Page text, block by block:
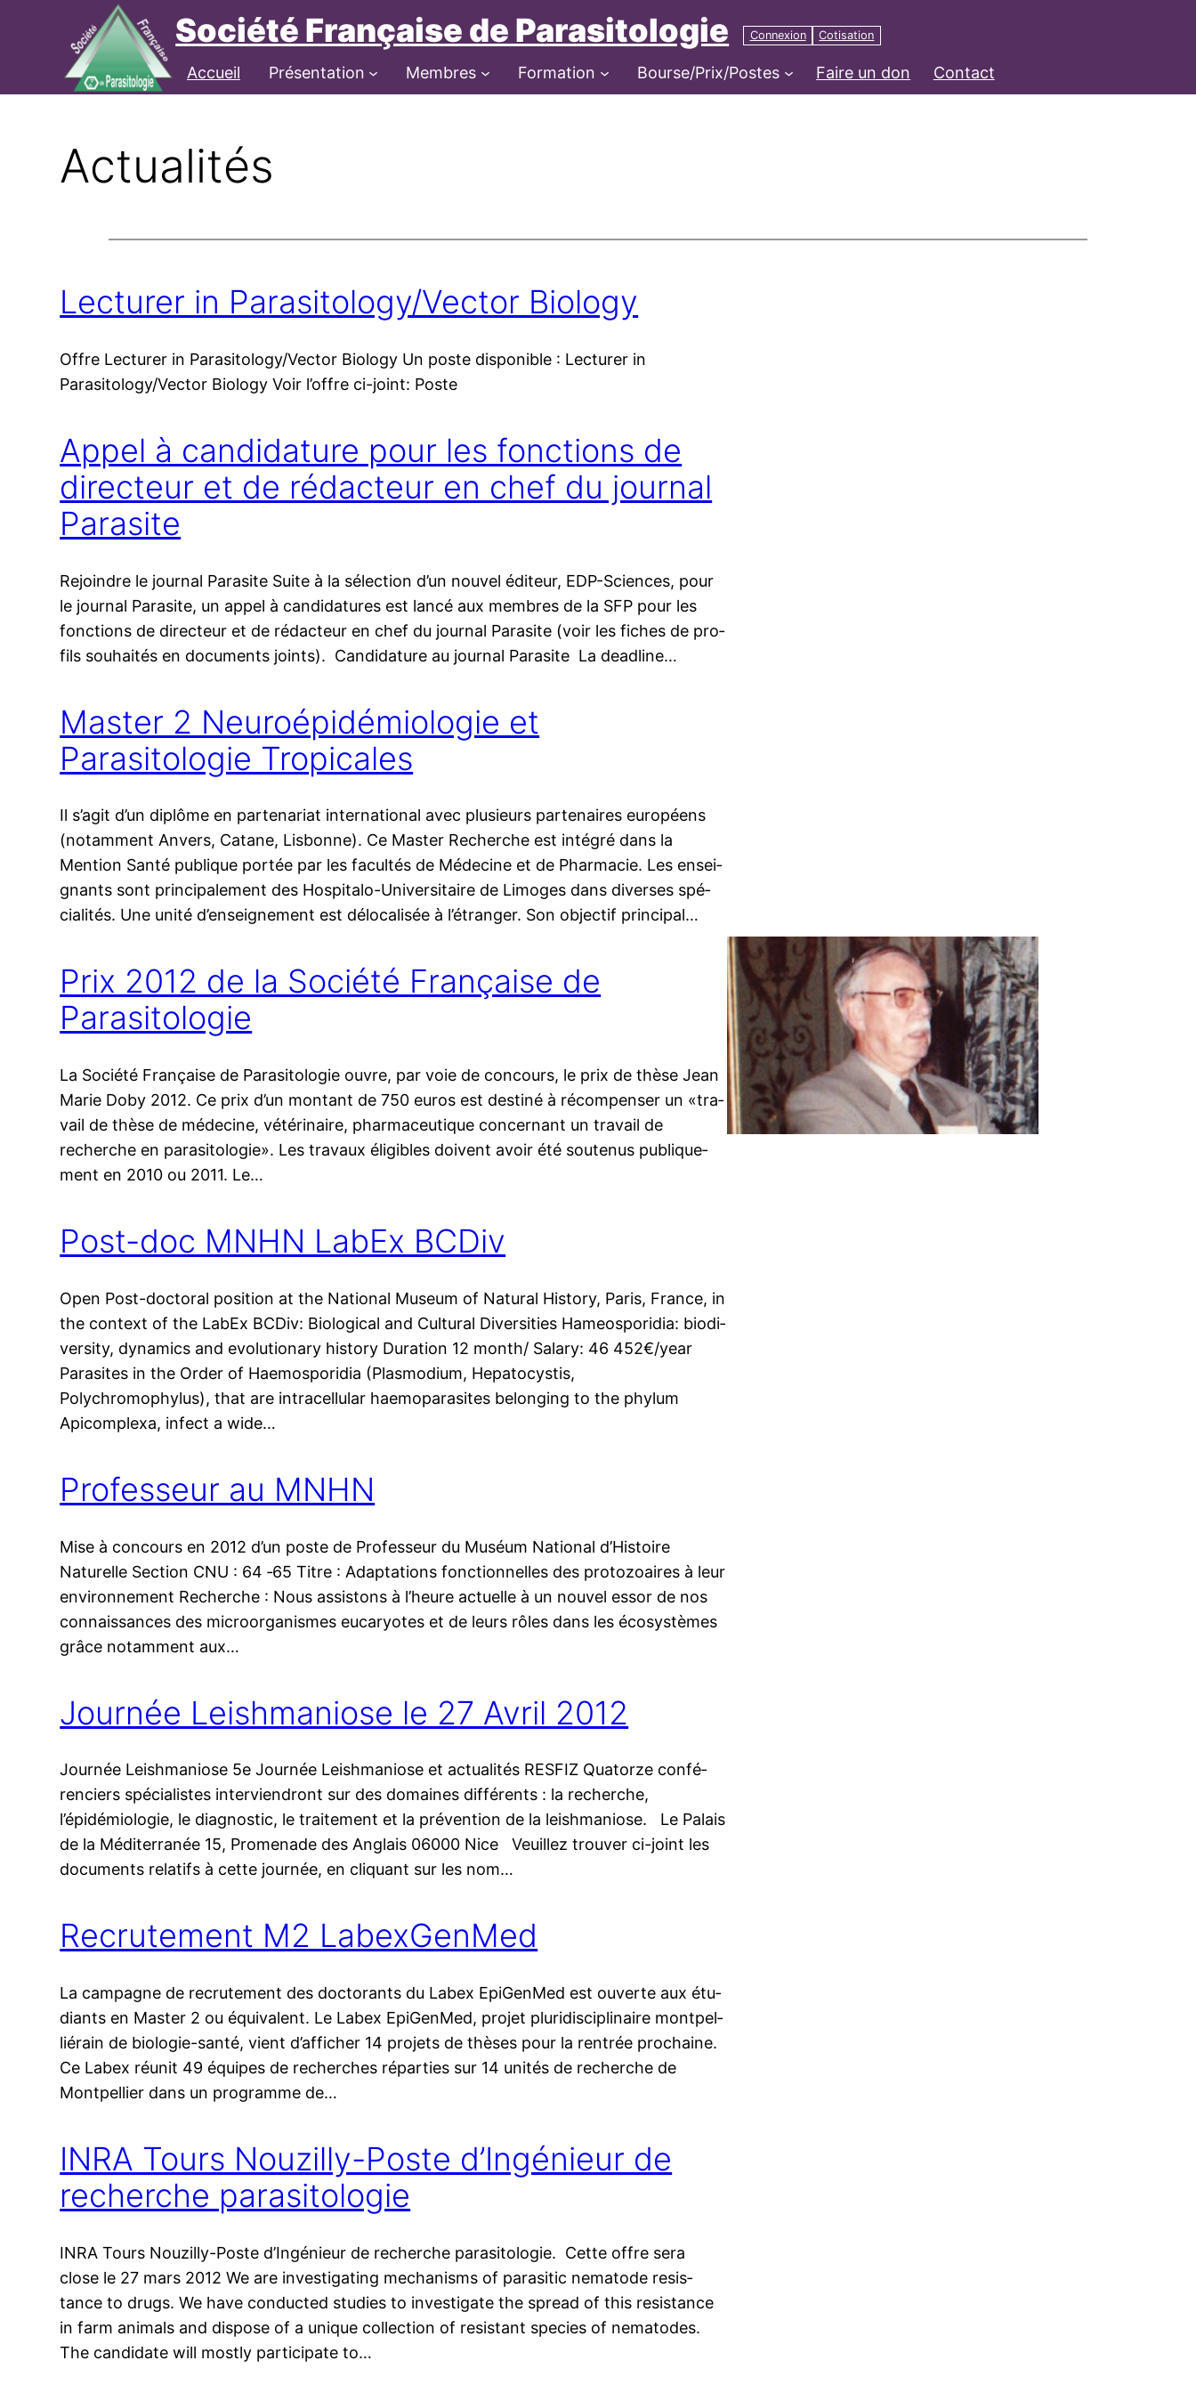
Société Française de Parasitologie Connexion Cotisation
Accueil Présentation Membres Formation Bourse/Prix/Postes Faire un don Contact
Connexion
Actualités
Lecturer in Parasitology/Vector Biology
Offre Lecturer in Parasitology/Vector Biology Un poste dis­po­nible : Lecturer in
Parasitology/Vector Biology Voir l’offre ci-joint: Poste
Appel à candidature pour les fonctions de
directeur et de rédacteur en chef du journal
Parasite
Rejoindre le journal Parasite Suite à la sélec­tion d’un nou­vel édi­teur, EDP-Sciences, pour
le jour­nal Parasite, un appel à can­di­da­tures est lan­cé aux membres de la SFP pour les
fonc­tions de direc­teur et de rédac­teur en chef du jour­nal Parasite (voir les fiches de pro­
fils sou­hai­tés en docu­ments joints). Candidature au journal Parasite La dead­line…
Master 2 Neuroépidémiologie et
Parasitologie Tropicales
Il s’agit d’un diplôme en par­te­na­riat inter­na­tio­nal avec plu­sieurs par­te­naires euro­péens
(notam­ment Anvers, Catane, Lisbonne). Ce Master Recherche est inté­gré dans la
Mention Santé publique por­tée par les facul­tés de Médecine et de Pharmacie. Les ensei­
gnants sont prin­ci­pa­le­ment des Hospitalo-Universitaire de Limoges dans diverses spé­
cia­li­tés. Une uni­té d’enseignement est délo­ca­li­sée à l’étranger. Son objec­tif prin­ci­pal…
Prix 2012 de la Société Française de
Parasitologie
La Société Française de Parasitologie ouvre, par voie de concours, le prix de thèse Jean
Marie Doby 2012. Ce prix d’un mon­tant de 750 euros est des­ti­né à récom­pen­ser un «tra­
vail de thèse de médecine, vété­ri­naire, phar­ma­ceu­tique concer­nant un tra­vail de
recherche en parasitologie». Les tra­vaux éli­gibles doivent avoir été sou­te­nus publi­que­
ment en 2010 ou 2011. Le…
Post-doc MNHN LabEx BCDiv
Open Post-doc­to­ral posi­tion at the National Museum of Natural History, Paris, France, in
the context of the LabEx BCDiv: Biological and Cultural Diversities Hameosporidia: bio­di­
ver­si­ty, dyna­mics and evo­lu­tio­na­ry history Duration 12 month/ Salary: 46 452€/year
Parasites in the Order of Haemosporidia (Plasmodium, Hepatocystis,
Polychromophylus), that are intra­cel­lu­lar hae­mo­pa­ra­sites belon­ging to the phy­lum
Apicomplexa, infect a wide…
Professeur au MNHN
Mise à concours en 2012 d’un poste de Professeur du Muséum National d’Histoire
Naturelle Section CNU : 64 ‑65 Titre : Adaptations fonc­tion­nelles des pro­to­zoaires à leur
environnement Recherche : Nous assis­tons à l’heure actuelle à un nou­vel essor de nos
connais­sances des microorganismes euca­ryotes et de leurs rôles dans les éco­sys­tèmes
grâce notam­ment aux…
Journée Leishmaniose le 27 Avril 2012
Journée Leishmaniose 5e Journée Leishmaniose et actua­li­tés RESFIZ Quatorze confé­
ren­ciers spé­cia­listes inter­vien­dront sur des domaines différents : la recherche,
l’épidémiologie, le diag­nos­tic, le trai­te­ment et la prévention de la leishmaniose. Le Palais
de la Méditerranée 15, Promenade des Anglais 06000 Nice Veuillez trou­ver ci-joint les
docu­ments rela­tifs à cette jour­née, en cli­quant sur les nom…
Recrutement M2 LabexGenMed
La cam­pagne de recru­te­ment des doc­to­rants du Labex EpiGenMed est ouverte aux étu­
diants en Master 2 ou équivalent. Le Labex EpiGenMed, pro­jet plu­ri­dis­ci­pli­naire mont­pel­
lié­rain de bio­lo­gie-san­té, vient d’af­fi­cher 14 pro­jets de thèses pour la ren­trée prochaine.
Ce Labex réunit 49 équipes de recherches répar­ties sur 14 uni­tés de recherche de
Montpellier dans un pro­gramme de…
INRA Tours Nouzilly-Poste d’Ingénieur de
recherche parasitologie
INRA Tours Nouzilly-Poste d’Ingénieur de recherche parasitologie. Cette offre sera
close le 27 mars 2012 We are inves­ti­ga­ting mecha­nisms of para­si­tic nema­tode resis­
tance to drugs. We have conduc­ted stu­dies to inves­ti­gate the spread of this resis­tance
in farm ani­mals and dis­pose of a unique col­lec­tion of resis­tant spe­cies of nematodes.
The can­di­date will most­ly par­ti­ci­pate to…